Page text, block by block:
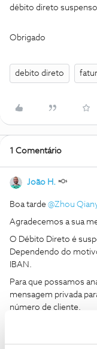
débito direto
Obrigado
debito direto
1 Comentário
João H.
Boa tarde @Zhou
Agradecemos a sua
​O Débito Direto é
Dependendo do
IBAN.
Para que possamos
mensagem privada
número de cliente.